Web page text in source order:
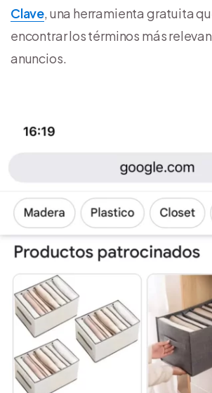
Clave, una herramienta gratuita
encontrar los términos más
anuncios.